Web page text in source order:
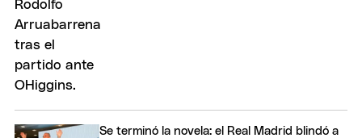
Se terminó la novela: el Real Madrid blindó a